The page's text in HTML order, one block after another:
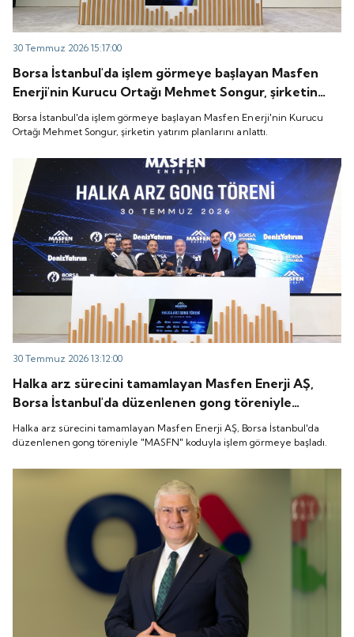
30 Temmuz 2026 15:17:00
Borsa İstanbul'da işlem görmeye başlayan Masfen
Enerji'nin Kurucu Ortağı Mehmet Songur, şirketin
yatırım planlarını anlattı.
Borsa İstanbul'da işlem görmeye başlayan Masfen Enerji'nin Kurucu
Ortağı Mehmet Songur, şirketin yatırım planlarını anlattı.
30 Temmuz 2026 13:12:00
Halka arz sürecini tamamlayan Masfen Enerji AŞ,
Borsa İstanbul'da düzenlenen gong töreniyle
"MASFN" koduyla işlem görmeye başladı.
Halka arz sürecini tamamlayan Masfen Enerji AŞ, Borsa İstanbul'da
düzenlenen gong töreniyle "MASFN" koduyla işlem görmeye başladı.